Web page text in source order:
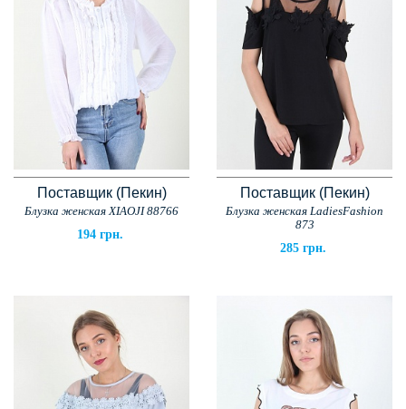
Поставщик (Пекин)
Блузка женская XIAOJI 88766
194 грн.
Поставщик (Пекин)
Блузка женская LadiesFashion
873
285 грн.